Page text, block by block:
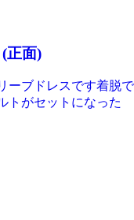
正面)
ーブドレスです着脱で
トがセットになった